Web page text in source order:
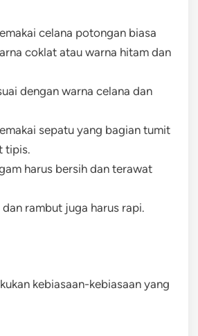
celana potongan biasa
coklat atau warna hitam dan
dengan warna celana dan
sepatu yang bagian tumit
tipis.
harus bersih dan terawat
dan rambut juga harus rapi.
kebiasaan-kebiasaan yang